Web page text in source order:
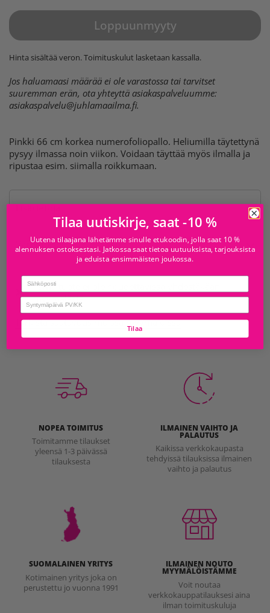
Loppuunmyyty
Hinta sisältää veron.Toimituskulut lasketaan kassalla.
Jos haluamaasi määrää ei ole varastossa tai tarvitset
suuremman erän, ota yhteyttä asiakaspalveluumme:
asiakaspalvelu@juhlamaailma.fi.
Pinkki 66 cm korkea numerofoliopallo. Heliumilla täytettynä
pysyy ilmassa noin viikon. Voidaan täyttää myös ilmalla ja
ripustaa esim. siimalla roikkumaan.
Lisätietoja
Varoitukset
Tämä tuote ei ole noudettavissa yhdestäkään
myymälästä
Tarkista saatavuus muissa myymälöissä
NOPEA TOIMITUS
Toimitamme tilaukset
yleensä 1-3 päivässä
tilauksesta
ILMAINEN VAIHTO JA
PALAUTUS
Kaikissa verkkokaupasta
tehdyissä tilauksissa ilmainen
vaihto ja palautus
SUOMALAINEN YRITYS
Kotimainen yritys joka on
perustettu jo vuonna 1991
ILMAINEN NOUTO
MYYMÄLÖISTÄMME
Voit noutaa
verkkokauppatilauksesi aina
ilman toimituskuluja
Tilaa uutiskirje, saat -10 %
Uutena tilaajana lähetämme sinulle etukoodin, jolla saat 10 %
alennuksen ostoksestasi. Jatkossa saat tietoa uutuuksista, tarjouksista
ja eduista ensimmäisten joukossa.
Email
birthday
Tilaa